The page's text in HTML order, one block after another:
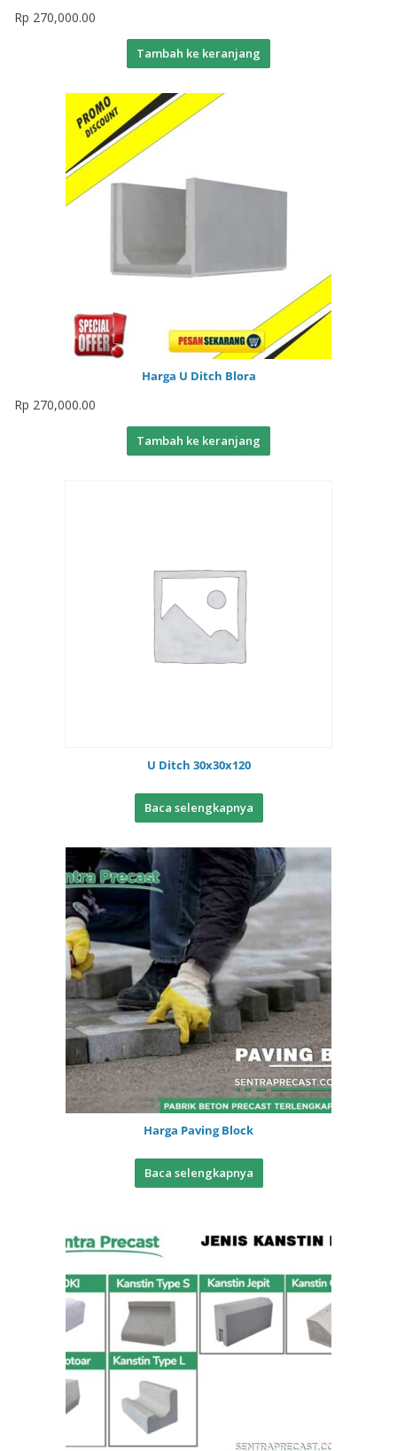
Rp 270,000.00
Tambah ke keranjang
Harga U Ditch Blora
Rp 270,000.00
Tambah ke keranjang
U Ditch 30x30x120
Baca selengkapnya
Harga Paving Block
Baca selengkapnya